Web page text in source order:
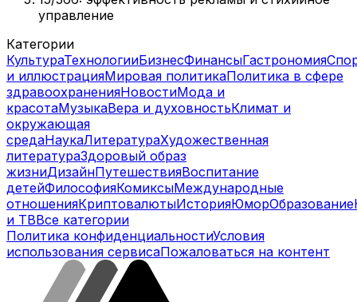
управление
Категории
КультураТехнологииБизнесФинансыГастрономия
и иллюстрацияМировая политикаПолитика в сфере
здравоохраненияНовостиМода и
красотаМузыкаВера и духовностьКлимат и
окружающая
средаНаукаЛитератураХудожественная
литератураЗдоровый образ
жизниДизайнПутешествияВоспитание
детейФилософияКомиксыМеждународные
отношенияКриптовалютыИсторияЮморОбразование
и ТВВсе категории
Политика конфиденциальностиУсловия
использования сервисаПожаловаться на контент